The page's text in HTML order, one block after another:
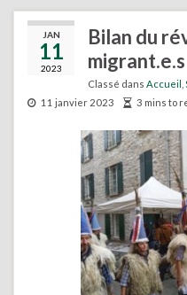
JAN
11
2023
Bilan du
migrant.e.s
Classé dans Accueil
11 janvier 2023
3 mins to